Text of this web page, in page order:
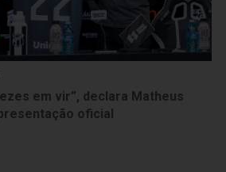
em vir”, declara Matheus
oficial